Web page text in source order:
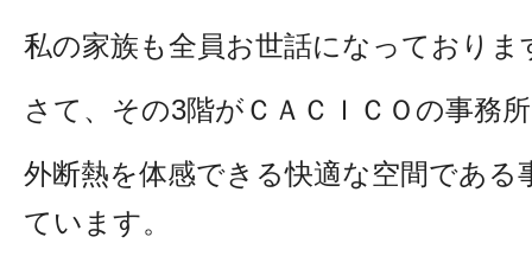
私の家族も全員お世話になっておりま
さて、その3階がＣＡＣＩＣＯの事務
外断熱を体感できる快適な空間である
ています。